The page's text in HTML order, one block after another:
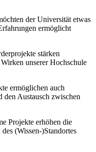
der Universität etwas
ermöglicht
stärken
unserer Hochschule
ermöglichen auch
den Austausch zwischen
Projekte erhöhen die
(Wissen-)Standortes